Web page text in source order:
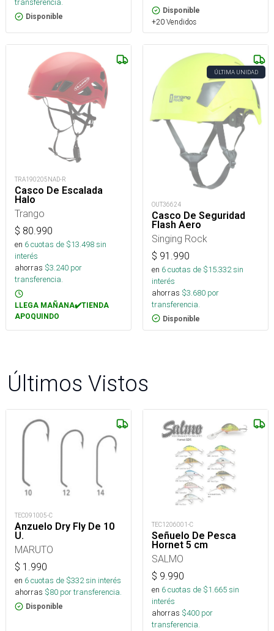
transferencia.
Disponible
Disponible
+20 Vendidos
TRA190205NAD-R
Casco De Escalada
Halo
Trango
$ 80.990
en 6cuotas de $13.498sin
interés
ahorras $3.240 por
transferencia.
LLEGA MAÑANA✔️TIENDA
APOQUINDO
ÚLTIMA UNIDAD
OUT36624
Casco De Seguridad
Flash Aero
Singing Rock
$ 91.990
en 6cuotas de $15.332sin
interés
ahorras $3.680 por
transferencia.
Disponible
Últimos Vistos
TEC091005-C
Anzuelo Dry Fly De 10
U.
MARUTO
$ 1.990
en 6cuotas de $332sin interés
ahorras $80 por transferencia.
Disponible
TEC1206001-C
Señuelo De Pesca
Hornet 5 cm
SALMO
$ 9.990
en 6cuotas de $1.665sin
interés
ahorras $400 por
transferencia.